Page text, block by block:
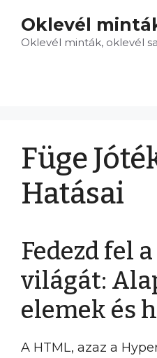
tartalomba
Oklevél
Oklevél minták, oklevél
Füge
Hatásai
Fedezd fel
világát:
elemek és
A HTML, azaz a